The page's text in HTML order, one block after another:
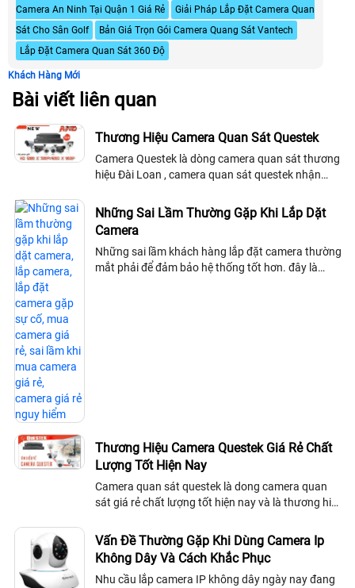
Camera An Ninh Tại Quận 1 Giá Rẻ
Giải Pháp Lắp Đặt Camera Quan
Sát Cho Sân Golf
Bản Giá Trọn Gói Camera Quang Sát Vantech
Lắp Đặt Camera Quan Sát 360 Độ
Khách Hàng Mới
Bài viết liên quan
Thương Hiệu Camera Quan Sát Questek
Camera Questek là dòng camera quan sát thương
hiệu Đài Loan , camera quan sát questek nhận
sản phẩm camera quan sát questek hướng đến...
Những Sai Lầm Thường Gặp Khi Lắp Dặt
Camera
Những sai lầm khách hàng lắp đặt camera thường
mắt phải để đảm bảo hệ thống tốt hơn. đây là
Thương Hiệu Camera Questek Giá Rẻ Chất
Lượng Tốt Hiện Nay
Camera quan sát questek là dong camera quan
sát giá rẻ chất lượng tốt hiện nay và là thương hiệu
Loan, sau 30 năm thành lập và...
Vấn Đề Thường Gặp Khi Dùng Camera Ip
Không Dây Và Cách Khắc Phục
Nhu cầu lắp camera IP không dây ngày nay đang